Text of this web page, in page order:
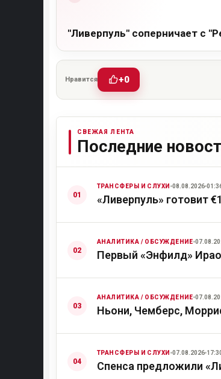
"Ливерпуль" соперничает с
Нравится +0
СВЕЖАЯ ЛЕНТА
Последние
ТРАНСФЕРЫ И СЛУХИ 08.08.2026
«Ливерпуль» готовит
АНАЛИТИКА / ОБСУЖДЕНИЕ
Первый «Энфилд»
АНАЛИТИКА / ОБСУЖДЕНИЕ
Ньони, Чемберс,
ТРАНСФЕРЫ И СЛУХИ 07.08.2026
Спенса предложили